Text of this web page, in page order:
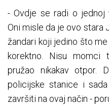
- Ovdje se radi o jednoj
Oni misle da je ovo stara
žandari koji jedino što
korektno. Nisu
pružao nikakav otpor.
policijske stanice i
završiti na ovaj način -